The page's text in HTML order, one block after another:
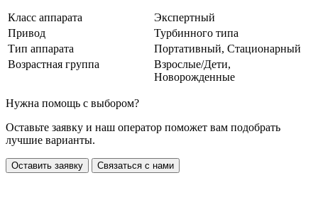
Класс аппарата
Экспертный
Привод
Турбинного типа
Тип аппарата
Портативный, Стационарный
Возрастная группа
Взрослые/Дети,
Новорожденные
Нужна помощь с выбором?
Оставьте заявку и наш оператор поможет вам подобрать
лучшие варианты.
Оставить заявку Связаться с нами